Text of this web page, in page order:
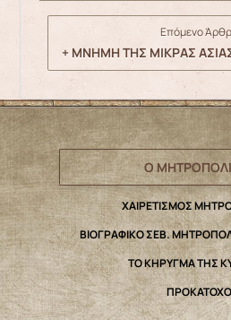
Επόμενο
+ ΜΝΗΜΗ ΤΗΣ ΜΙΚΡΑΣ
Ο
ΧΑΙΡΕΤΙΣΜΟΣ
ΒΙΟΓΡΑΦΙΚΟ ΣΕΒ.
ΤΟ ΚΗΡΥΓΜΑ ΤΗΣ